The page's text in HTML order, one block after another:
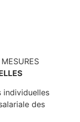
individuelles
des